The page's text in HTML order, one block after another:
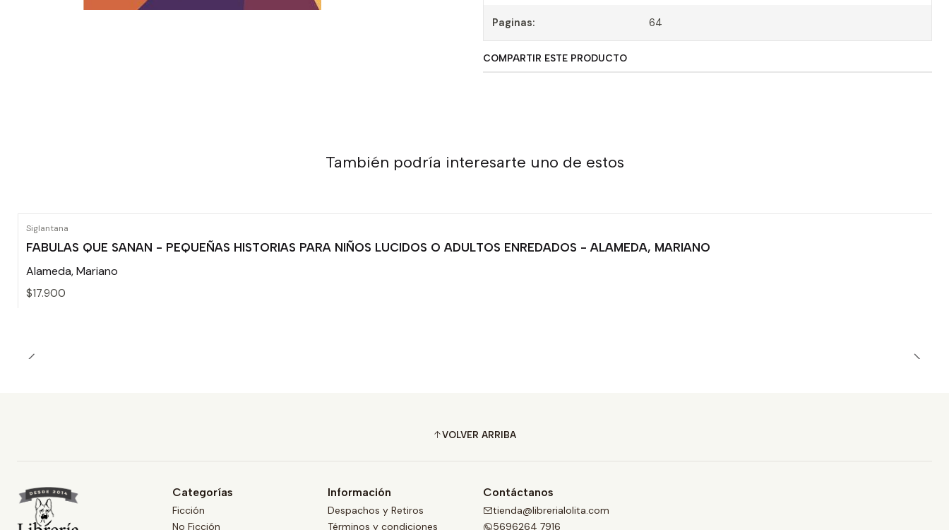
Paginas: 64
COMPARTIR ESTE PRODUCTO
También podría interesarte uno de estos
Siglantana
FABULAS QUE SANAN - PEQUEÑAS HISTORIAS PARA NIÑOS LUCIDOS O ADULTOS ENREDADOS - ALAMEDA, MARIANO
Alameda, Mariano
$17.900
VOLVER ARRIBA
Categorías
Ficción
No Ficción
Información
Despachos y Retiros
Términos y condiciones
Contáctanos
tienda@librerialolita.com
5696264 7916